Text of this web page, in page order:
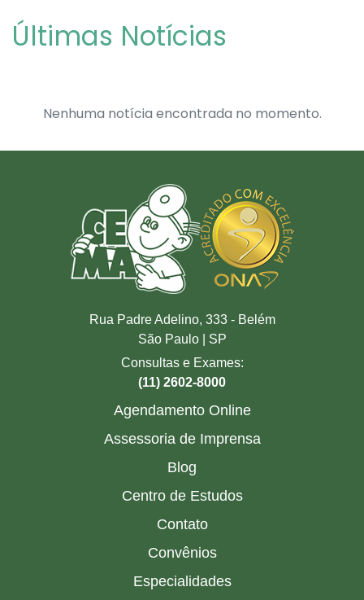
Últimas Notícias
Nenhuma notícia encontrada no momento.
Rua Padre Adelino, 333 - Belém
São Paulo | SP
Consultas e Exames:
(11) 2602-8000
Agendamento Online
Assessoria de Imprensa
Blog
Centro de Estudos
Contato
Convênios
Especialidades